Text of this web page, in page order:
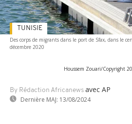
Des corps de migrants dans le port de Sfax, dans le
décembre 2020
Houssem Zouari/Copyright
By Rédaction Africanews avec AP
Dernière MAJ: 13/08/2024
TUNISIE